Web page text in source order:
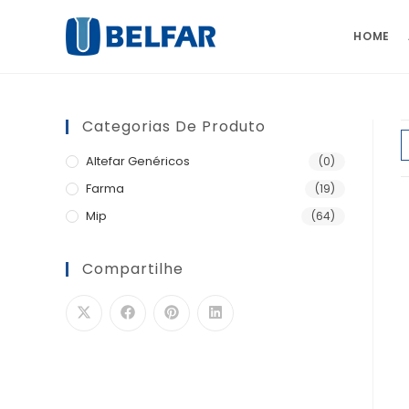
HOME
Categorias De Produto
Altefar Genéricos (0)
Farma (19)
Mip (64)
Compartilhe